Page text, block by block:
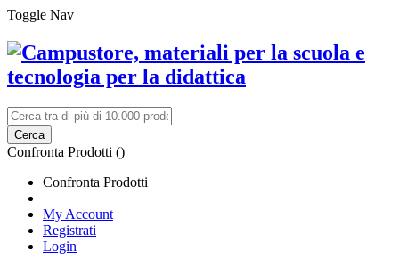
Toggle Nav
Cerca
Confronta Prodotti ()
Confronta Prodotti
My Account
Registrati
Login